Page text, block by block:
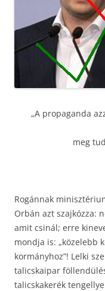
„A propaganda
meg
Rogánnak
Orbán azt szajkózza:
amit csinál; erre
mondja is: „közelebb
kormányhoz”! Lelki
talicskaipar
talicskakerék